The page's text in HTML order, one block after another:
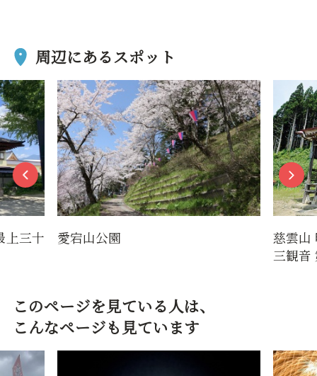
周辺にあるスポット
上三十 愛宕山公園
慈雲山
三観音
このページを見ている人は、
こんなページも見ています